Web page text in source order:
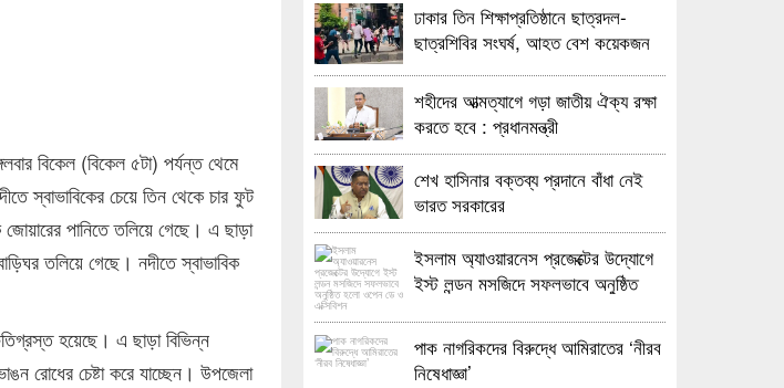
বিকেল (বিকেল ৫টা) পর্যন্ত থেমে
স্বাভাবিকের চেয়ে তিন থেকে চার ফুট
জোয়ারের পানিতে তলিয়ে গেছে। এ ছাড়া
তলিয়ে গেছে। নদীতে স্বাভাবিক
হয়েছে। এ ছাড়া বিভিন্ন
রোধের চেষ্টা করে যাচ্ছেন। উপজেলা
ঢাকার তিন শিক্ষাপ্রতিষ্ঠানে ছাত্রদল-
ছাত্রশিবির সংঘর্ষ, আহত বেশ কয়েকজন
শহীদের আত্মত্যাগে গড়া জাতীয় ঐক্য রক্ষা
করতে হবে : প্রধানমন্ত্রী
শেখ হাসিনার বক্তব্য প্রদানে বাঁধা নেই
ভারত সরকারের
ইসলাম অ্যাওয়ারনেস প্রজেক্টের উদ্যোগে
ইস্ট লন্ডন মসজিদে সফলভাবে অনুষ্ঠিত
পাক নাগরিকদের বিরুদ্ধে আমিরাতের ‘নীরব
নিষেধাজ্ঞা’